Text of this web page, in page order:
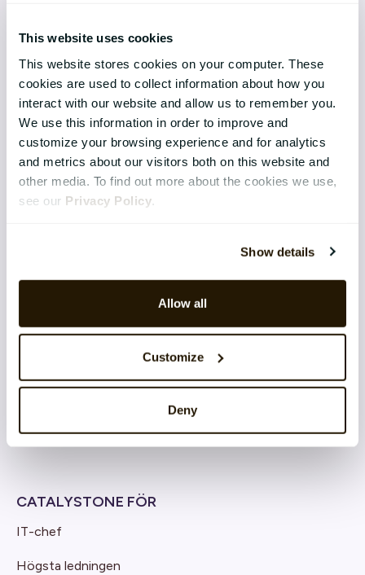
This website uses cookies
This website stores cookies on your computer. These
cookies are used to collect information about how you
interact with our website and allow us to remember you.
We use this information in order to improve and
customize your browsing experience and for analytics
and metrics about our visitors both on this website and
other media. To find out more about the cookies we use,
see our Privacy Policy
Show details
Allow all
Customize
Deny
Recruitment
Employee Engagement
TEKNIK & TJÄNSTER
Support
Cloud architecture
Produktutveckling & Innovation
CATALYSTONE FÖR
IT-chef
Högsta ledningen